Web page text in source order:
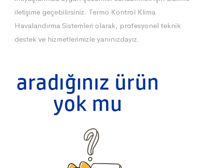
iletişime geçebilirsiniz. Termo Kontrol Klima
Havalandırma Sistemleri olarak, profesyonel teknik
destek ve hizmetlerimizle yanınızdayız.